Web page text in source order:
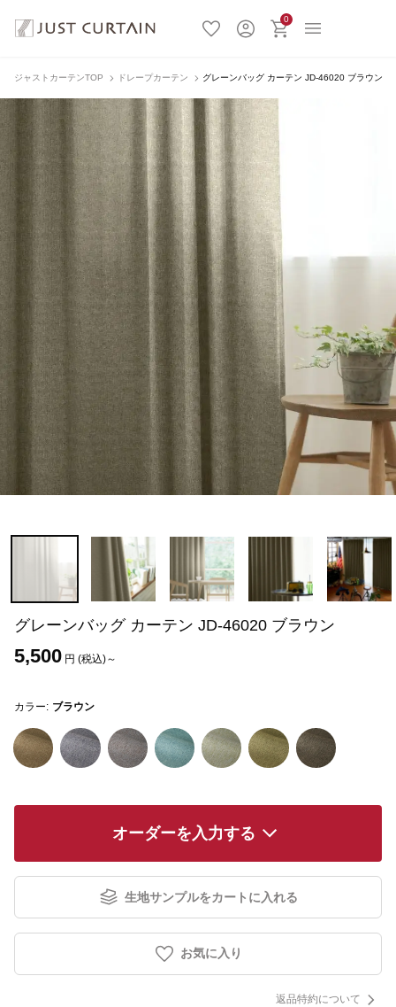
0
ジャストカーテンTOP ドレープカーテン グレーンバッグ カーテン JD-46020 ブラウン
グレーンバッグ カーテン JD-46020 ブラウン
5,500 円 (税込)～
カラー: ブラウン
オーダーを入力する
生地サンプルをカートに入れる
お気に入り
返品特約について